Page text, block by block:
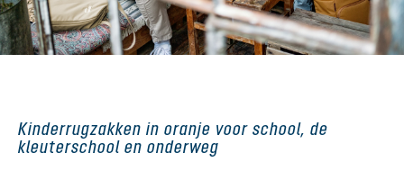
Kinderrugzakken in oranje voor school, de
kleuterschool en onderweg